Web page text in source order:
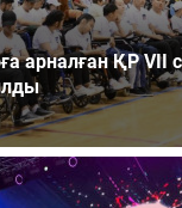
арналған ҚР VII